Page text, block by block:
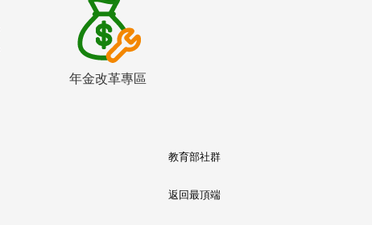
年金改革專區
教育部社群
返回最頂端